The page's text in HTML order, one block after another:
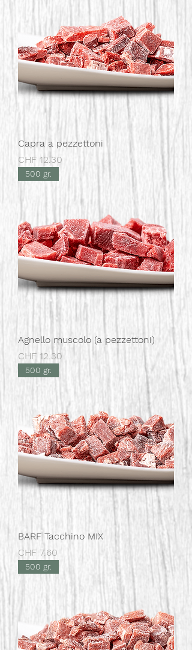
Capra a pezzettoni
Prezzo
CHF 12.30
500 gr.
Agnello muscolo (a pezzettoni)
Prezzo
CHF 12.30
500 gr.
BARF Tacchino MIX
Prezzo
CHF 7.60
500 gr.